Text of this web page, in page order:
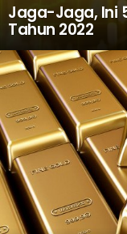
Jaga-Jaga, Ini
Tahun 2022